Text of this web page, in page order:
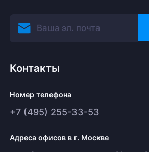
Контакты
Номер телефона
+7 (495) 255-33-53
Адреса офисов в г. Москве